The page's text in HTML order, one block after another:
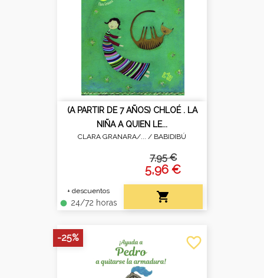
(A PARTIR DE 7 AÑOS) CHLOÉ . LA
NIÑA A QUIEN LE...
CLARA GRANARA/... / BABIDIBÚ
+ descuentos
fiber_manual_record 24/72 horas
7,95 €
5,96 €

favorite_border
-25%